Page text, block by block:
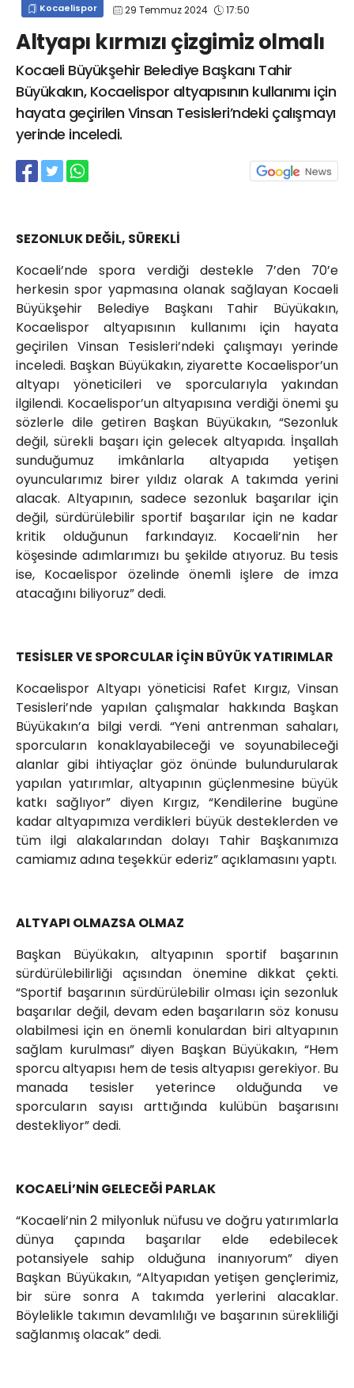
Kocaelispor 29 Temmuz 2024 17:50
Altyapı kırmızı çizgimiz olmalı
Kocaeli Büyükşehir Belediye Başkanı Tahir
Büyükakın, Kocaelispor altyapısının kullanımı için
hayata geçirilen Vinsan Tesisleri’ndeki çalışmayı
yerinde inceledi.
SEZONLUK DEĞİL, SÜREKLİ
Kocaeli’nde spora verdiği destekle 7’den 70’e
herkesin spor yapmasına olanak sağlayan Kocaeli
Büyükşehir Belediye Başkanı Tahir Büyükakın,
Kocaelispor altyapısının kullanımı için hayata
geçirilen Vinsan Tesisleri’ndeki çalışmayı yerinde
inceledi. Başkan Büyükakın, ziyarette Kocaelispor’un
altyapı yöneticileri ve sporcularıyla yakından
ilgilendi. Kocaelispor’un altyapısına verdiği önemi şu
sözlerle dile getiren Başkan Büyükakın, “Sezonluk
değil, sürekli başarı için gelecek altyapıda. İnşallah
sunduğumuz imkânlarla altyapıda yetişen
oyuncularımız birer yıldız olarak A takımda yerini
alacak. Altyapının, sadece sezonluk başarılar için
değil, sürdürülebilir sportif başarılar için ne kadar
kritik olduğunun farkındayız. Kocaeli’nin her
köşesinde adımlarımızı bu şekilde atıyoruz. Bu tesis
ise, Kocaelispor özelinde önemli işlere de imza
atacağını biliyoruz” dedi.
TESİSLER VE SPORCULAR İÇİN BÜYÜK YATIRIMLAR
Kocaelispor Altyapı yöneticisi Rafet Kırgız, Vinsan
Tesisleri’nde yapılan çalışmalar hakkında Başkan
Büyükakın’a bilgi verdi. “Yeni antrenman sahaları,
sporcuların konaklayabileceği ve soyunabileceği
alanlar gibi ihtiyaçlar göz önünde bulundurularak
yapılan yatırımlar, altyapının güçlenmesine büyük
katkı sağlıyor” diyen Kırgız, “Kendilerine bugüne
kadar altyapımıza verdikleri büyük desteklerden ve
tüm ilgi alakalarından dolayı Tahir Başkanımıza
camiamız adına teşekkür ederiz” açıklamasını yaptı.
ALTYAPI OLMAZSA OLMAZ
Başkan Büyükakın, altyapının sportif başarının
sürdürülebilirliği açısından önemine dikkat çekti.
“Sportif başarının sürdürülebilir olması için sezonluk
başarılar değil, devam eden başarıların söz konusu
olabilmesi için en önemli konulardan biri altyapının
sağlam kurulması” diyen Başkan Büyükakın, “Hem
sporcu altyapısı hem de tesis altyapısı gerekiyor. Bu
manada tesisler yeterince olduğunda ve
sporcuların sayısı arttığında kulübün başarısını
destekliyor” dedi.
KOCAELİ’NİN GELECEĞİ PARLAK
“Kocaeli’nin 2 milyonluk nüfusu ve doğru yatırımlarla
dünya çapında başarılar elde edebilecek
potansiyele sahip olduğuna inanıyorum” diyen
Başkan Büyükakın, “Altyapıdan yetişen gençlerimiz,
bir süre sonra A takımda yerlerini alacaklar.
Böylelikle takımın devamlılığı ve başarının sürekliliği
sağlanmış olacak” dedi.
info@spor41.com